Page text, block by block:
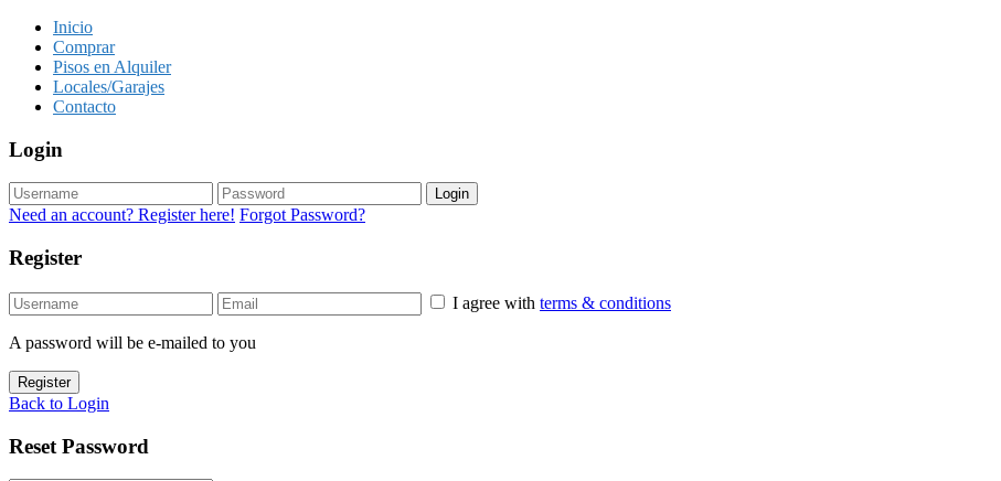
Inicio
Comprar
Pisos en Alquiler
Locales/Garajes
Contacto
Login
Login
Need an account? Register here! Forgot Password?
Register
I agree with terms & conditions
A password will be e-mailed to you
Register
Back to Login
Reset Password